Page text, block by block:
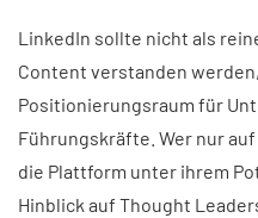
LinkedIn sollte nicht als
Content verstanden
Positionierungsraum für
Führungskräfte. Wer nur
die Plattform unter ihrem
Hinblick auf Thought